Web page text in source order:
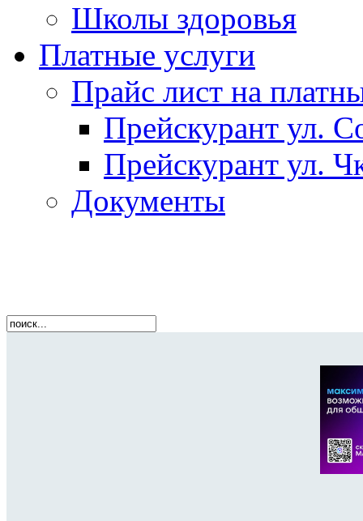
Школы здоровья
Платные услуги
Прайс лист на
Прейскурант ул.
Прейскурант ул.
Документы